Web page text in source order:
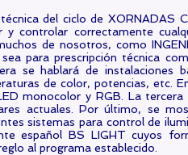
del ciclo de XORNADAS
y controlar correctamente
de nosotros, como
para prescripción técnica
se hablará de instalaciones
de color, potencias, etc.
monocolor y RGB. La
actuales. Por último, se
sistemas para control de
español BS LIGHT cuyos
al programa establecido.